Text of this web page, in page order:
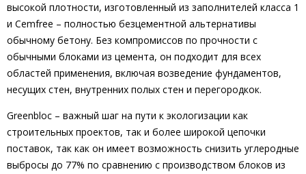
высокой плотности, изготовленный из заполнителей класса 1
и Cemfree – полностью безцементной альтернативы
обычному бетону. Без компромиссов по прочности с
обычными блоками из цемента, он подходит для всех
областей применения, включая возведение фундаментов,
несущих стен, внутренних полых стен и перегородкок.
Greenbloc – важный шаг на пути к экологизации как
строительных проектов, так и более широкой цепочки
поставок, так как он имеет возможность снизить углеродные
выбросы до 77% по сравнению с производством блоков из